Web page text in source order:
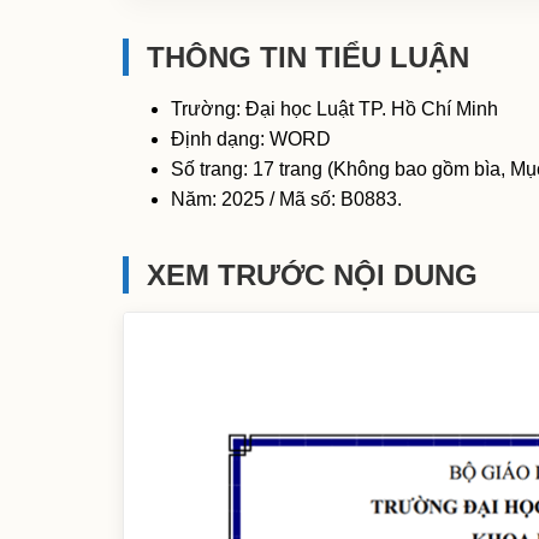
THÔNG TIN TIỂU LUẬN
Trường: Đại học Luật TP. Hồ Chí Minh
Định dạng: WORD
Số trang: 17 trang (Không bao gồm bìa,
Năm: 2025 / Mã số: B0883.
XEM TRƯỚC NỘI DUNG